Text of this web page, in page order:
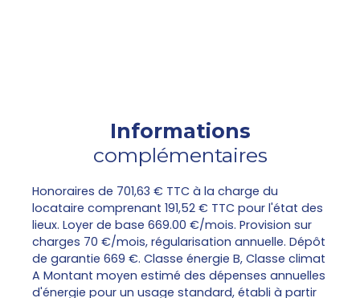
Informations
complémentaires
Honoraires de 701,63 € TTC à la charge du
locataire comprenant 191,52 € TTC pour l'état des
lieux. Loyer de base 669.00 €/mois. Provision sur
charges 70 €/mois, régularisation annuelle. Dépôt
de garantie 669 €. Classe énergie B, Classe climat
A Montant moyen estimé des dépenses annuelles
d'énergie pour un usage standard, établi à partir